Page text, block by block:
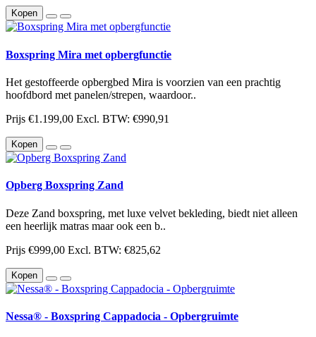
Kopen
Boxspring Mira met opbergfunctie
Het gestoffeerde opbergbed Mira is voorzien van een prachtig
hoofdbord met panelen/strepen, waardoor..
Prijs €1.199,00 Excl. BTW: €990,91
Kopen
Opberg Boxspring Zand
Deze Zand boxspring, met luxe velvet bekleding, biedt niet alleen
een heerlijk matras maar ook een b..
Prijs €999,00 Excl. BTW: €825,62
Kopen
Nessa® - Boxspring Cappadocia - Opbergruimte